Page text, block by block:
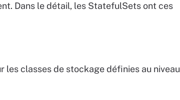
Dans le détail, les StatefulSets ont ces
les classes de stockage définies au niveau